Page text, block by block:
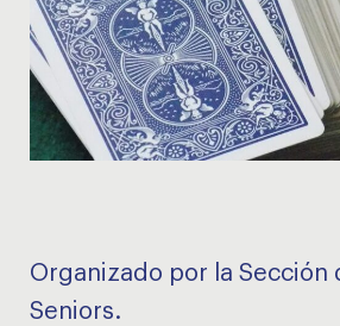
Organizado por la Sección
Seniors.